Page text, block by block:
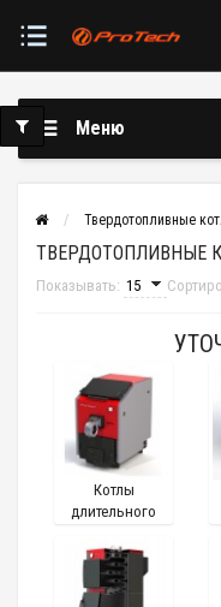
Меню
Твердотопливные
ТВЕРДОТОПЛИВНЫЕ
Показывать:
Котлы
длительного